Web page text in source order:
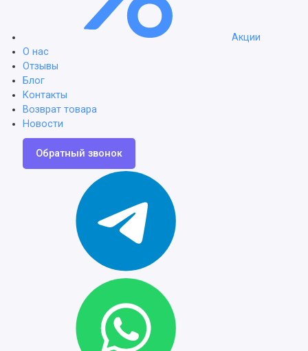
Акции
О нас
Отзывы
Блог
Контакты
Возврат товара
Новости
Обратный звонок